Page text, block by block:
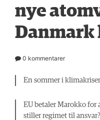
nye
Danmark
0 kommentarer
En sommer i
EU betaler Marokko for
stiller regimet til ansvar?